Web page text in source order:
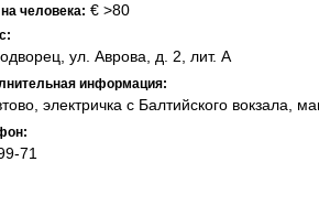
человека: € >80
ул. Аврова, д. 2, лит. А
информация:
электричка с Балтийского вокзала,
71